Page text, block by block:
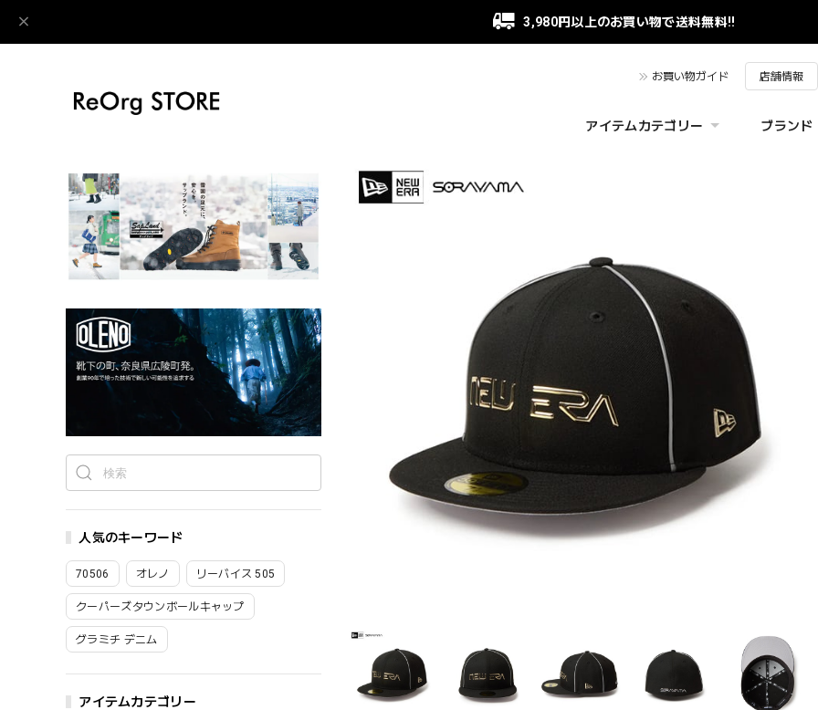
3,980円以上のお買い物で送料無料!!
お買い物ガイド 店舗情報
アイテムカテゴリー ブランド
人気のキーワード
70506 オレノ リーバイス 505
クーパーズタウンボールキャップ
グラミチ デニム
アイテムカテゴリー